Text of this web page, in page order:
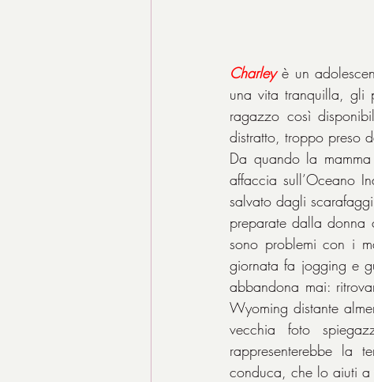
Charley è un
una vita tranquilla, gli
ragazzo così
distratto, troppo preso
Da quando la
affaccia sull’Oceano
salvato dagli
preparate dalla
sono problemi con i
giornata fa jogging e
abbandona mai:
Wyoming distante
vecchia foto
rappresenterebbe la
conduca, che lo aiuti a